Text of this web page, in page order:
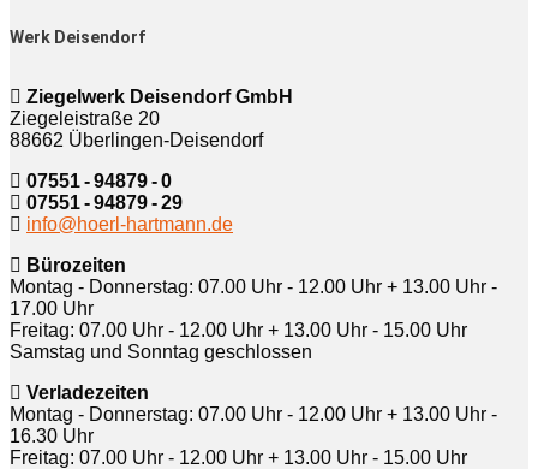
Werk Deisendorf
Ziegelwerk Deisendorf GmbH
Ziegeleistraße 20
88662 Überlingen-Deisendorf
07551 - 94879 - 0
07551 - 94879 - 29
info@hoerl-hartmann.de
Bürozeiten
Montag - Donnerstag: 07.00 Uhr - 12.00 Uhr + 13.00 Uhr -
17.00 Uhr
Freitag: 07.00 Uhr - 12.00 Uhr + 13.00 Uhr - 15.00 Uhr
Samstag und Sonntag geschlossen
Verladezeiten
Montag - Donnerstag: 07.00 Uhr - 12.00 Uhr + 13.00 Uhr -
16.30 Uhr
Freitag: 07.00 Uhr - 12.00 Uhr + 13.00 Uhr - 15.00 Uhr